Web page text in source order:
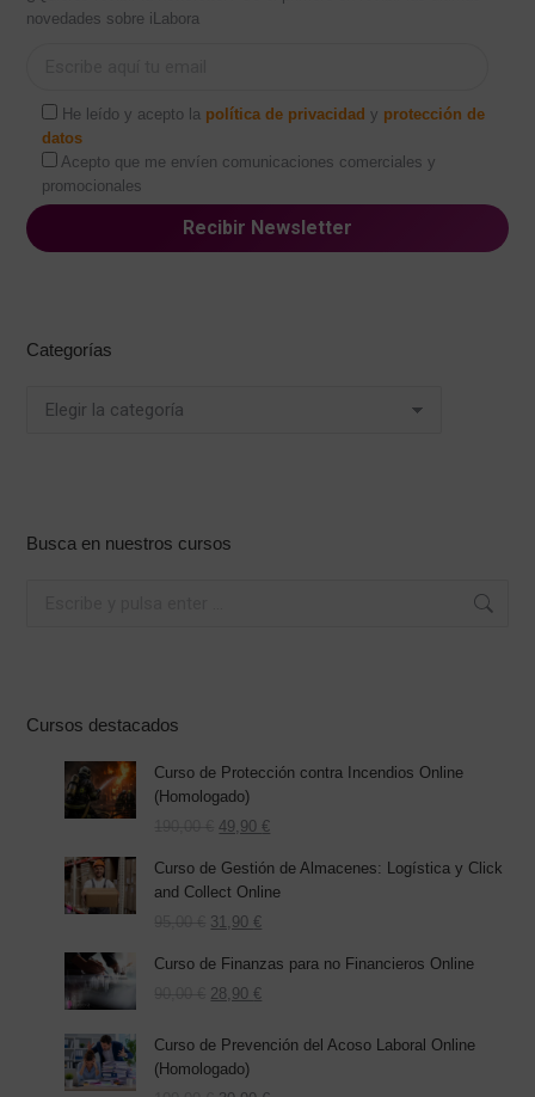
novedades sobre iLabora
He leído y acepto la política de privacidad y protección de
datos
Acepto que me envíen comunicaciones comerciales y
promocionales
Categorías
Busca en nuestros cursos
Cursos destacados
Curso de Protección contra Incendios Online
(Homologado)
190,00 € El
original
era:
190,00 €.
49,90 €El
actual
es:
Curso de Gestión de Almacenes: Logística y Click
and Collect Online
95,00 € El
original
era:
31,90 €El
actual
es:
Curso de Finanzas para no Financieros Online
90,00 € El
original
era:
90,00 €.
28,90 €El
actual
28,90 €.
Curso de Prevención del Acoso Laboral Online
(Homologado)